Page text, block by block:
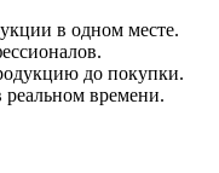
в одном месте.
до покупки.
реальном времени.